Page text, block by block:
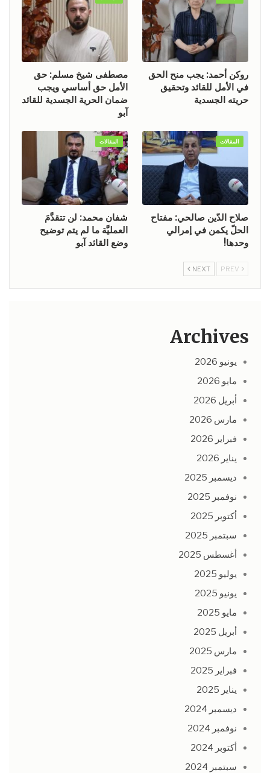
روكن أحمد: يجب منح الحق
في الأمل للقائد وتحقيق
حريته الجسدية
مصطفى شيخ مسلم: حق
الأمل حق أساسي ويجب
ضمان الحرية الجسدية للقائد
آبو
المقالات
صلاح الدّين صالحي: مفتاح
الحلّ يكمن في إمرالي
وحدها!
المقالات
شفان محمد: لن تتقدَّمَ
العمليَّة ما لم يتم توضيح
وضع القائد آبو
NEXT
Archives
يونيو 2026
مايو 2026
أبريل 2026
مارس 2026
فبراير 2026
يناير 2026
ديسمبر 2025
نوفمبر 2025
أكتوبر 2025
سبتمبر 2025
أغسطس 2025
يوليو 2025
يونيو 2025
مايو 2025
أبريل 2025
مارس 2025
فبراير 2025
يناير 2025
ديسمبر 2024
نوفمبر 2024
أكتوبر 2024
سبتمبر 2024